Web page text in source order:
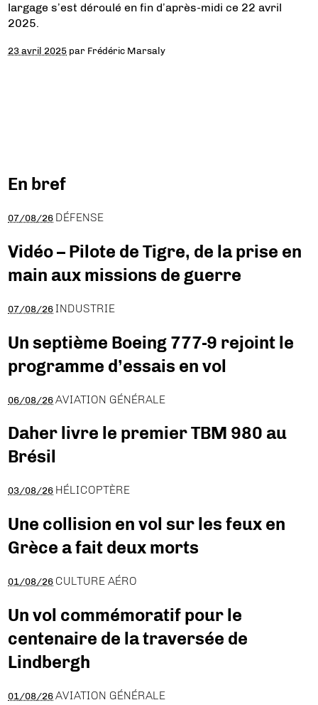
largage s’est déroulé en fin d’après-midi ce 22 avril
2025.
23 avril 2025 par Frédéric Marsaly
En bref
07/08/26 DÉFENSE
Vidéo – Pilote de Tigre, de la prise en
main aux missions de guerre
07/08/26 INDUSTRIE
Un septième Boeing 777-9 rejoint le
programme d’essais en vol
06/08/26 AVIATION GÉNÉRALE
Daher livre le premier TBM 980 au
Brésil
03/08/26 HÉLICOPTÈRE
Une collision en vol sur les feux en
Grèce a fait deux morts
01/08/26 CULTURE AÉRO
Un vol commémoratif pour le
centenaire de la traversée de
Lindbergh
01/08/26 AVIATION GÉNÉRALE